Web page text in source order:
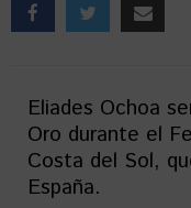
Eliades Ochoa
Oro durante el
Costa del Sol,
España.